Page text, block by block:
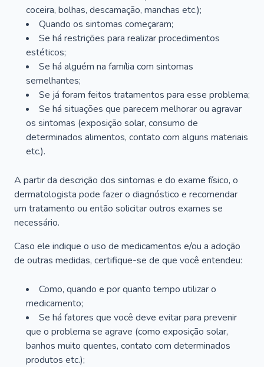
coceira, bolhas, descamação, manchas etc.);
Quando os sintomas começaram;
Se há restrições para realizar procedimentos
estéticos;
Se há alguém na família com sintomas
semelhantes;
Se já foram feitos tratamentos para esse problema;
Se há situações que parecem melhorar ou agravar
os sintomas (exposição solar, consumo de
determinados alimentos, contato com alguns materiais
etc.).
A partir da descrição dos sintomas e do exame físico, o
dermatologista pode fazer o diagnóstico e recomendar
um tratamento ou então solicitar outros exames se
necessário.
Caso ele indique o uso de medicamentos e/ou a adoção
de outras medidas, certifique-se de que você entendeu:
Como, quando e por quanto tempo utilizar o
medicamento;
Se há fatores que você deve evitar para prevenir
que o problema se agrave (como exposição solar,
banhos muito quentes, contato com determinados
produtos etc.);